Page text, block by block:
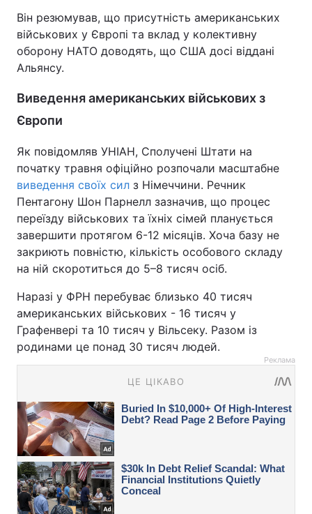
Він резюмував, що присутність американських
військових у Європі та вклад у колективну
оборону НАТО доводять, що США досі віддані
Альянсу.
Виведення американських військових з
Європи
Як повідомляв УНІАН, Сполучені Штати на
початку травня офіційно розпочали масштабне
виведення своїх сил з Німеччини. Речник
Пентагону Шон Парнелл зазначив, що процес
переїзду військових та їхніх сімей планується
завершити протягом 6-12 місяців. Хоча базу не
закриють повністю, кількість особового складу
на ній скоротиться до 5–8 тисяч осіб.
Наразі у ФРН перебуває близько 40 тисяч
американських військових - 16 тисяч у
Графенвері та 10 тисяч у Вільсеку. Разом із
родинами це понад 30 тисяч людей.
Реклама